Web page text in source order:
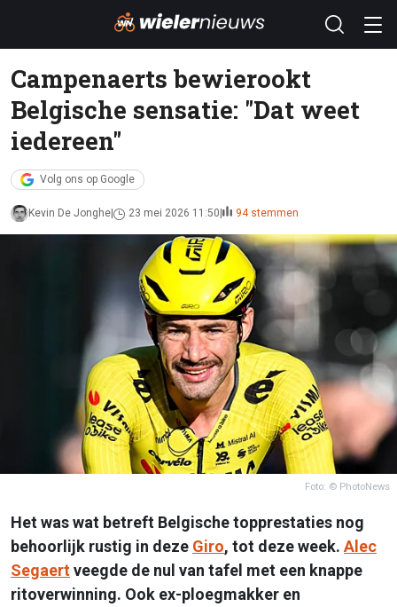
Campenaerts bewierookt
Belgische sensatie: "Dat weet
iedereen"
Volg ons op Google
Kevin De Jonghe 23 mei 2026 11:50 94 stemmen
Foto: © PhotoNews
Het was wat betreft Belgische topprestaties nog
behoorlijk rustig in deze Giro, tot deze week. Alec
Segaertveegde de nul van tafel met een knappe
ritoverwinning. Ook ex-ploegmakker en